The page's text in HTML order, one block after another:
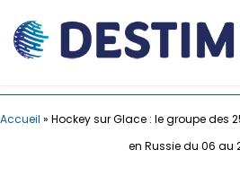
Accueil » Hockey sur Glace : le groupe des
en Russie du 06 au